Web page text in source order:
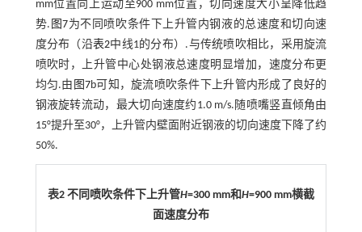
mm位置向上运动至900 mm位置，切向速度大小呈降低趋
势. 图7为不同喷吹条件下上升管内钢液的总速度和切向速
度分布（沿表2中线1的分布）.与传统喷吹相比，采用旋流
喷吹时，上升管中心处钢液总速度明显增加，速度分布更
均匀.由 图7b可知，旋流喷吹条件下上升管内形成了良好的
钢液旋转流动，最大切向速度约1.0 m/s.随喷嘴竖直倾角由
15°提升至30°，上升管内壁面附近钢液的切向速度下降了约
50%.
表2 不同喷吹条件下上升管H=300 mm和H=900 mm横截
面速度分布